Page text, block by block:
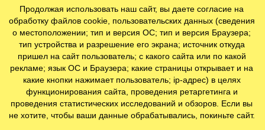
от 1700 руб.
Миккели
Продолжая использовать наш сайт, вы даете согласие на
обработку файлов cookie, пользовательских данных (сведения
о местоположении; тип и версия ОС; тип и версия Браузера;
тип устройства и разрешение его экрана; источник откуда
пришел на сайт пользователь; с какого сайта или по какой
рекламе; язык ОС и Браузера; какие страницы открывает и на
какие кнопки нажимает пользователь; ip-адрес) в целях
функционирования сайта, проведения ретаргетинга и
проведения статистических исследований и обзоров. Если вы
не хотите, чтобы ваши данные обрабатывались, покиньте сайт.